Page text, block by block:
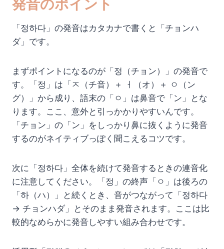
発音のポイント
「정하다」の発音はカタカナで書くと「チョンハ
ダ」です。
まずポイントになるのが「정（チョン）」の発音で
す。「정」は「ㅈ（チ音）＋ ㅓ（オ）＋ ㅇ（ン
グ）」から成り、語末の「ㅇ」は鼻音で「ン」とな
ります。ここ、意外と引っかかりやすいんです。
「チョン」の「ン」をしっかり鼻に抜くように発音
するのがネイティブっぽく聞こえるコツです。
次に「정하다」全体を続けて発音するときの連音化
に注意してください。「정」の終声「ㅇ」は後ろの
「하（ハ）」と続くとき、音がつながって「정하다
→ チョンハダ」とそのまま発音されます。ここは比
較的なめらかに発音しやすい組み合わせです。